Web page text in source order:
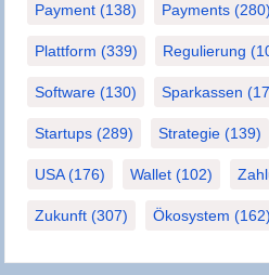
Payment (138) Payments (280)
Plattform (339) Regulierung
Software (130) Sparkassen
Startups (289) Strategie (139)
USA(176) Wallet (102)
Zukunft (307) Ökosystem (162)